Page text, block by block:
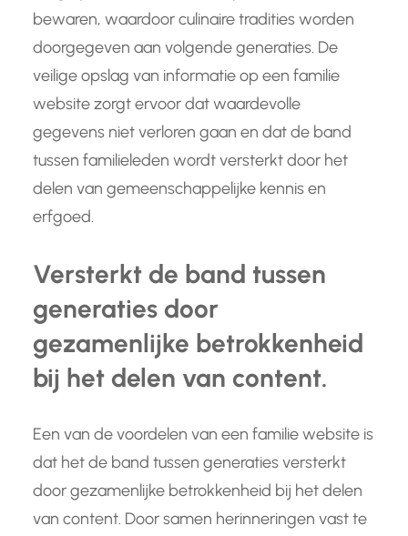
bewaren, waardoor culinaire tradities worden
doorgegeven aan volgende generaties. De
veilige opslag van informatie op een familie
website zorgt ervoor dat waardevolle
gegevens niet verloren gaan en dat de band
tussen familieleden wordt versterkt door het
delen van gemeenschappelijke kennis en
erfgoed.
Versterkt de band tussen
generaties door
gezamenlijke betrokkenheid
bij het delen van content.
Een van de voordelen van een familie website is
dat het de band tussen generaties versterkt
door gezamenlijke betrokkenheid bij het delen
van content. Door samen herinneringen vast te